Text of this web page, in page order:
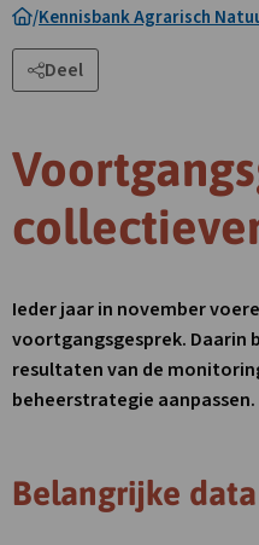
/Kennisbank Agrarisch
Deel
Ieder jaar in november
voortgangsgesprek. Daarin
resultaten van de
beheerstrategie aanpassen.
Belangrijke data